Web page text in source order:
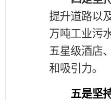
提升道路以
万吨工业污
五星级酒店
和吸引力。
五是坚